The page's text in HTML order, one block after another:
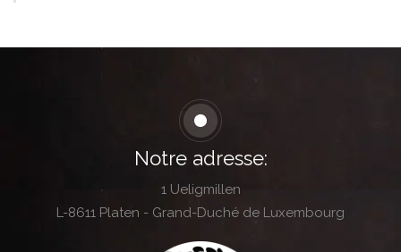
Notre adresse:
1 Ueligmillen
L-8611 Platen - Grand-Duché de Luxembourg